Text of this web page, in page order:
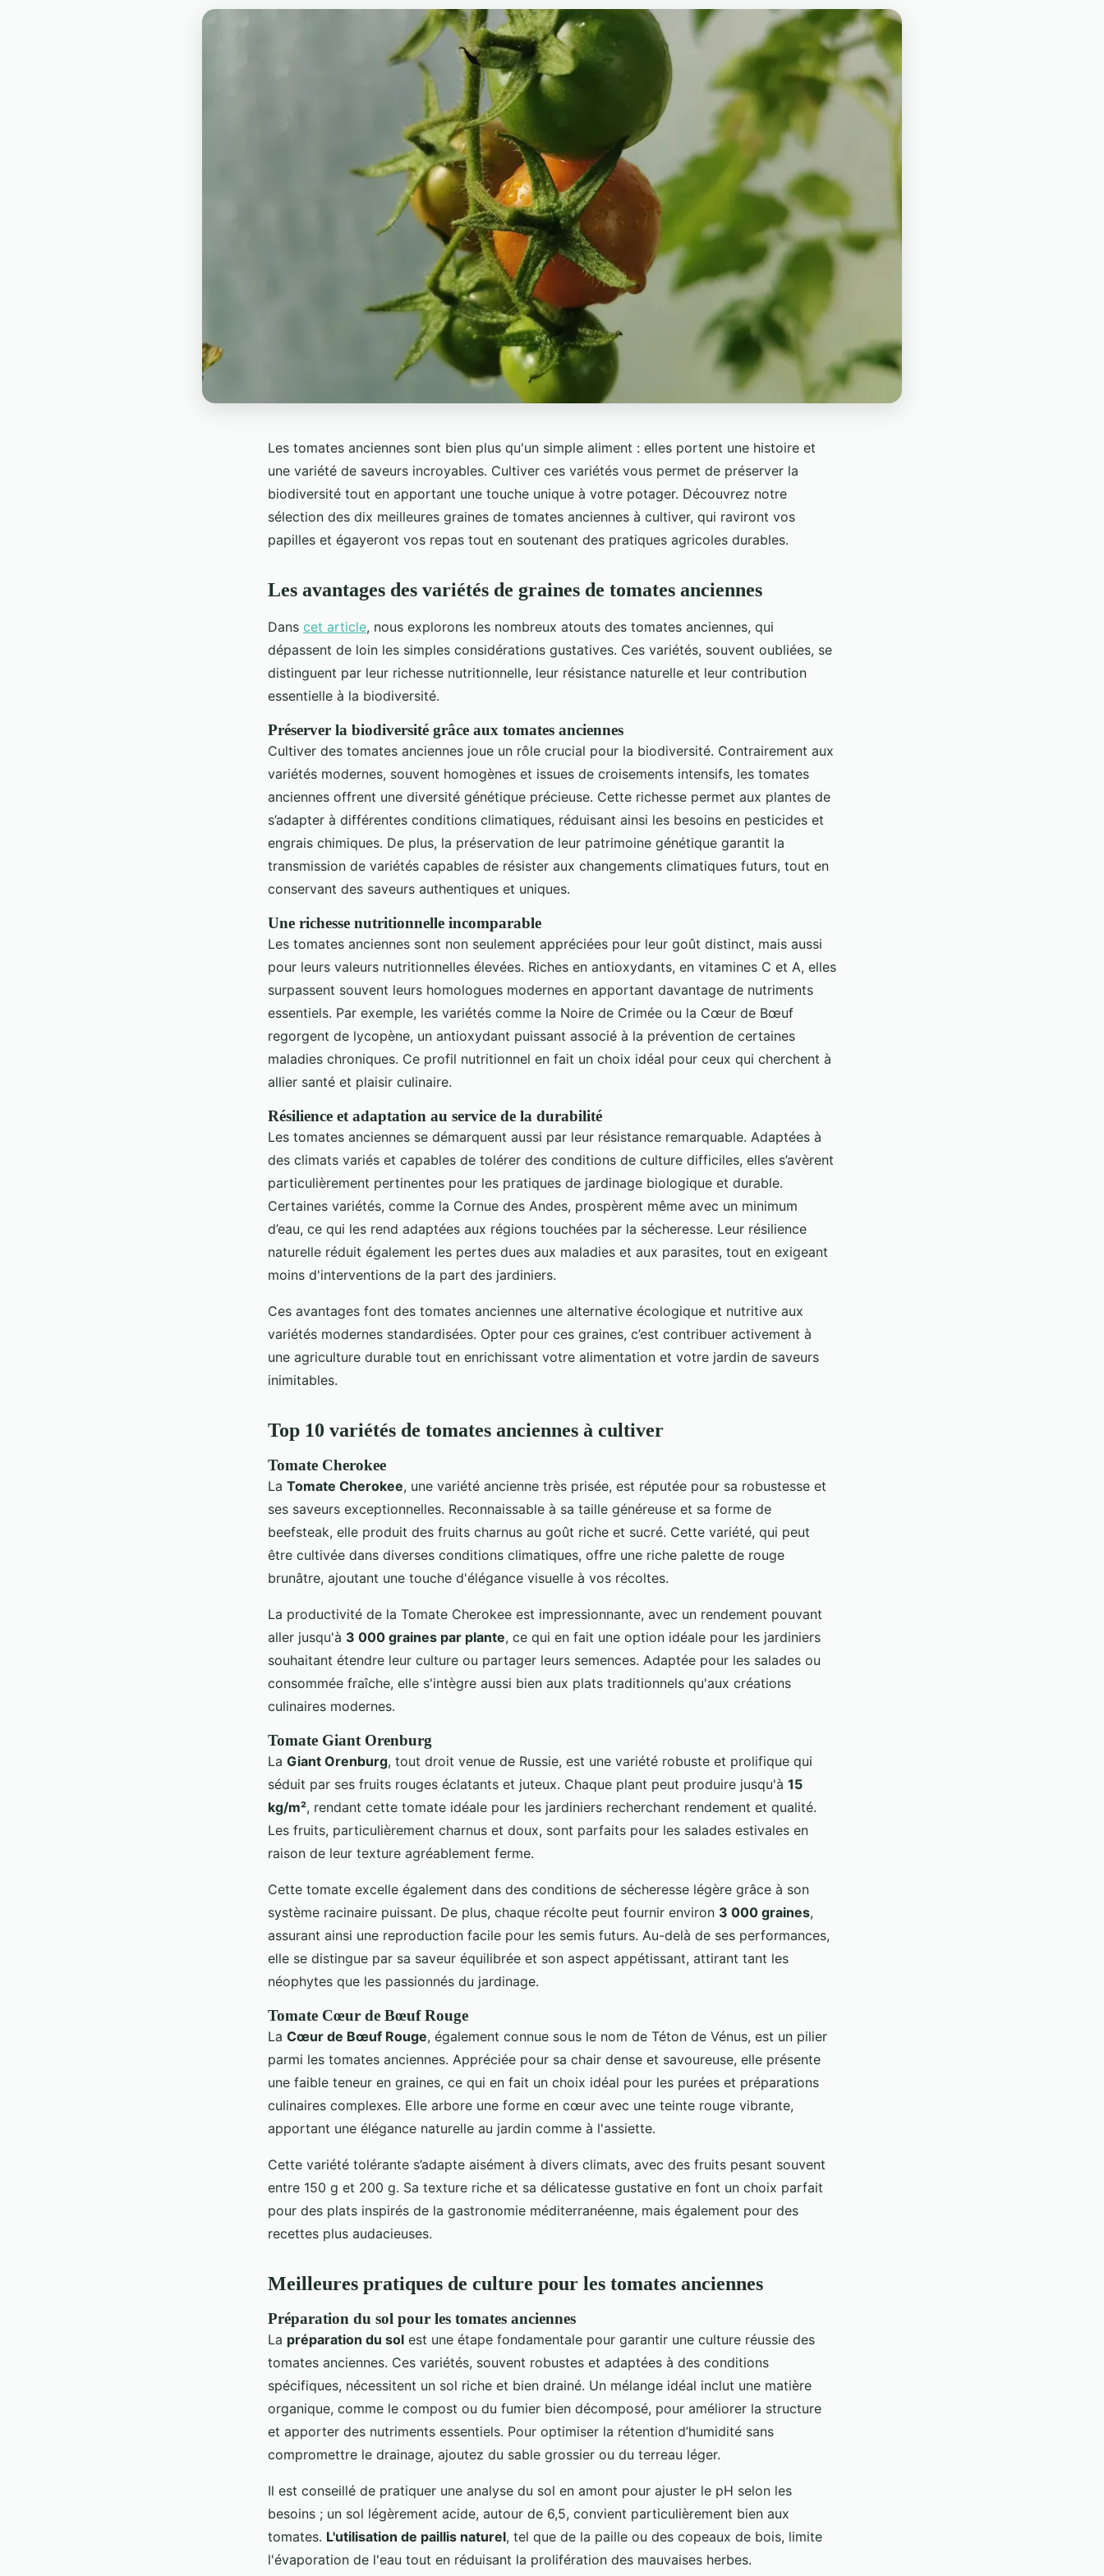
Les tomates anciennes sont bien plus qu'un simple aliment : elles portent une histoire et
une variété de saveurs incroyables. Cultiver ces variétés vous permet de préserver la
biodiversité tout en apportant une touche unique à votre potager. Découvrez notre
sélection des dix meilleures graines de tomates anciennes à cultiver, qui raviront vos
papilles et égayeront vos repas tout en soutenant des pratiques agricoles durables.
Les avantages des variétés de graines de tomates anciennes
Dans cet article, nous explorons les nombreux atouts des tomates anciennes, qui
dépassent de loin les simples considérations gustatives. Ces variétés, souvent oubliées, se
distinguent par leur richesse nutritionnelle, leur résistance naturelle et leur contribution
essentielle à la biodiversité.
Préserver la biodiversité grâce aux tomates anciennes
Cultiver des tomates anciennes joue un rôle crucial pour la biodiversité. Contrairement aux
variétés modernes, souvent homogènes et issues de croisements intensifs, les tomates
anciennes offrent une diversité génétique précieuse. Cette richesse permet aux plantes de
s’adapter à différentes conditions climatiques, réduisant ainsi les besoins en pesticides et
engrais chimiques. De plus, la préservation de leur patrimoine génétique garantit la
transmission de variétés capables de résister aux changements climatiques futurs, tout en
conservant des saveurs authentiques et uniques.
Une richesse nutritionnelle incomparable
Les tomates anciennes sont non seulement appréciées pour leur goût distinct, mais aussi
pour leurs valeurs nutritionnelles élevées. Riches en antioxydants, en vitamines C et A, elles
surpassent souvent leurs homologues modernes en apportant davantage de nutriments
essentiels. Par exemple, les variétés comme la Noire de Crimée ou la Cœur de Bœuf
regorgent de lycopène, un antioxydant puissant associé à la prévention de certaines
maladies chroniques. Ce profil nutritionnel en fait un choix idéal pour ceux qui cherchent à
allier santé et plaisir culinaire.
Résilience et adaptation au service de la durabilité
Les tomates anciennes se démarquent aussi par leur résistance remarquable. Adaptées à
des climats variés et capables de tolérer des conditions de culture difficiles, elles s’avèrent
particulièrement pertinentes pour les pratiques de jardinage biologique et durable.
Certaines variétés, comme la Cornue des Andes, prospèrent même avec un minimum
d’eau, ce qui les rend adaptées aux régions touchées par la sécheresse. Leur résilience
naturelle réduit également les pertes dues aux maladies et aux parasites, tout en exigeant
moins d'interventions de la part des jardiniers.
Ces avantages font des tomates anciennes une alternative écologique et nutritive aux
variétés modernes standardisées. Opter pour ces graines, c’est contribuer activement à
une agriculture durable tout en enrichissant votre alimentation et votre jardin de saveurs
inimitables.
Top 10 variétés de tomates anciennes à cultiver
Tomate Cherokee
La Tomate Cherokee, une variété ancienne très prisée, est réputée pour sa robustesse et
ses saveurs exceptionnelles. Reconnaissable à sa taille généreuse et sa forme de
beefsteak, elle produit des fruits charnus au goût riche et sucré. Cette variété, qui peut
être cultivée dans diverses conditions climatiques, offre une riche palette de rouge
brunâtre, ajoutant une touche d'élégance visuelle à vos récoltes.
La productivité de la Tomate Cherokee est impressionnante, avec un rendement pouvant
aller jusqu'à 3 000 graines par plante, ce qui en fait une option idéale pour les jardiniers
souhaitant étendre leur culture ou partager leurs semences. Adaptée pour les salades ou
consommée fraîche, elle s'intègre aussi bien aux plats traditionnels qu'aux créations
culinaires modernes.
Tomate Giant Orenburg
La Giant Orenburg, tout droit venue de Russie, est une variété robuste et prolifique qui
séduit par ses fruits rouges éclatants et juteux. Chaque plant peut produire jusqu'à 15
kg/m², rendant cette tomate idéale pour les jardiniers recherchant rendement et qualité.
Les fruits, particulièrement charnus et doux, sont parfaits pour les salades estivales en
raison de leur texture agréablement ferme.
Cette tomate excelle également dans des conditions de sécheresse légère grâce à son
système racinaire puissant. De plus, chaque récolte peut fournir environ 3 000 graines,
assurant ainsi une reproduction facile pour les semis futurs. Au-delà de ses performances,
elle se distingue par sa saveur équilibrée et son aspect appétissant, attirant tant les
néophytes que les passionnés du jardinage.
Tomate Cœur de Bœuf Rouge
La Cœur de Bœuf Rouge, également connue sous le nom de Téton de Vénus, est un pilier
parmi les tomates anciennes. Appréciée pour sa chair dense et savoureuse, elle présente
une faible teneur en graines, ce qui en fait un choix idéal pour les purées et préparations
culinaires complexes. Elle arbore une forme en cœur avec une teinte rouge vibrante,
apportant une élégance naturelle au jardin comme à l'assiette.
Cette variété tolérante s’adapte aisément à divers climats, avec des fruits pesant souvent
entre 150 g et 200 g. Sa texture riche et sa délicatesse gustative en font un choix parfait
pour des plats inspirés de la gastronomie méditerranéenne, mais également pour des
recettes plus audacieuses.
Meilleures pratiques de culture pour les tomates anciennes
Préparation du sol pour les tomates anciennes
La préparation du sol est une étape fondamentale pour garantir une culture réussie des
tomates anciennes. Ces variétés, souvent robustes et adaptées à des conditions
spécifiques, nécessitent un sol riche et bien drainé. Un mélange idéal inclut une matière
organique, comme le compost ou du fumier bien décomposé, pour améliorer la structure
et apporter des nutriments essentiels. Pour optimiser la rétention d’humidité sans
compromettre le drainage, ajoutez du sable grossier ou du terreau léger.
Il est conseillé de pratiquer une analyse du sol en amont pour ajuster le pH selon les
besoins ; un sol légèrement acide, autour de 6,5, convient particulièrement bien aux
tomates. L'utilisation de paillis naturel, tel que de la paille ou des copeaux de bois, limite
l'évaporation de l'eau tout en réduisant la prolifération des mauvaises herbes.